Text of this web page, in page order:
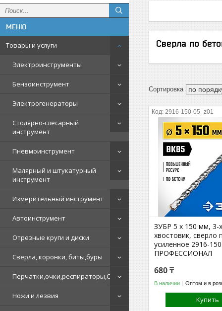
Товары и услуги
Электроинструменты
Бензоинструмент
Электрогенераторы
Столярно-слесарный
инструмент
Пневмоинструмент
Малярный и штукатурный
инструмент
Измерительный инструмент
Автоинструмент
Отрезные круги и диски
Сверла, коронки, биты,буры
Перчатки,очки,респираторы,СИЗ
Ножи и лезвия
Сверла по
2916-150-05_z01
ЗУБР 5 x 150 мм, 3-
хвостовик, сверло
усиленное 2916-
ПРОФЕССИОНАЛ
680 ₸
В наличии Оптом и в
Купить